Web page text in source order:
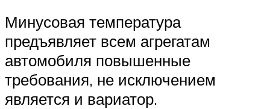
Минусовая температура
предъявляет всем агрегатам
автомобиля повышенные
требования, не исключением
является и вариатор.